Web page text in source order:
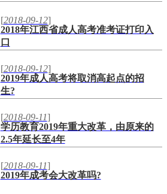
[2018-09-12]
2018年江西省成人高考准考证打印入
口
[2018-09-12]
2019年成人高考将取消高起点的招
生?
[2018-09-11]
学历教育2019年重大改革，由原来的
2.5年延长至4年
[2018-09-11]
2019年成考会大改革吗?